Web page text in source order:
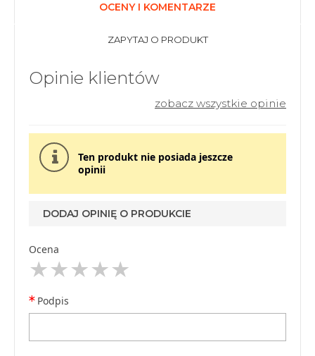
OCENY I KOMENTARZE
ZAPYTAJ O PRODUKT
Opinie klientów
zobacz wszystkie opinie
Ten produkt nie posiada jeszcze
opinii
DODAJ OPINIĘ O PRODUKCIE
Ocena
Podpis